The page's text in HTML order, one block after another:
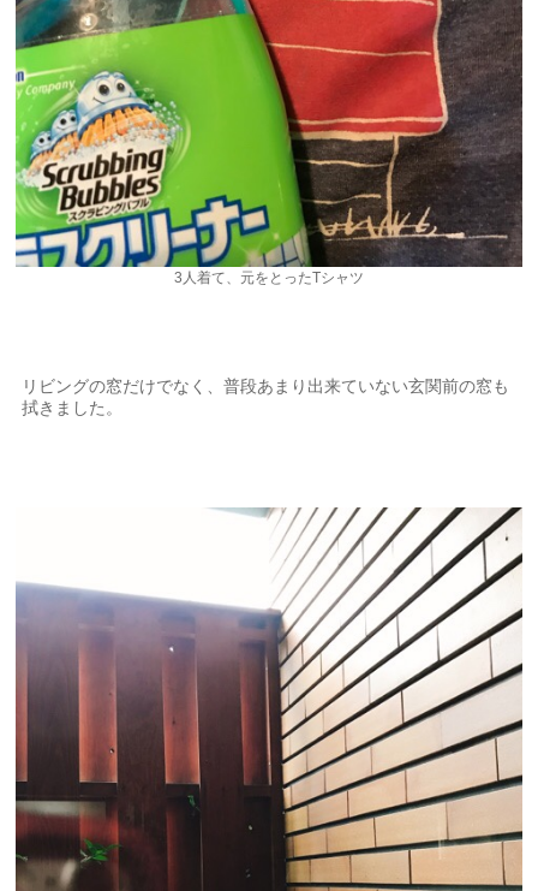
3人着て、元をとったTシャツ
リビングの窓だけでなく、普段あまり出来ていない玄関前の窓も
拭きました。